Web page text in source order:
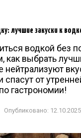
лучшие закуски к
водкой без
выбрать
нейтрализуют
от
гастрономии!
Опубликовано: 12.10.2025